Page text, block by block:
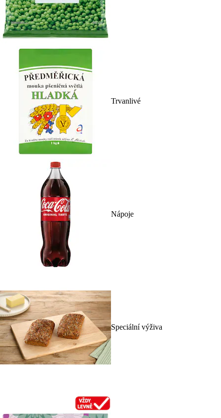
Trvanlivé
Nápoje
Speciální výživa